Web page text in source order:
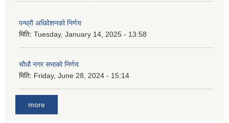
पन्ध्रौ अधिवेशनको निर्णय
मिति: Tuesday, January 14, 2025 - 13:58
चौधौ नगर सभाको निर्णय
मिति: Friday, June 28, 2024 - 15:14
more